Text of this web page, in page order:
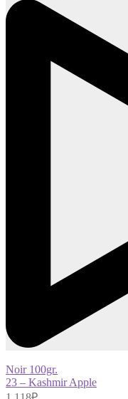
Noir 100gr.
23 – Kashmir Apple